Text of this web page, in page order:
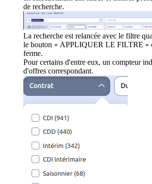
de recherche.
La recherche est relancée avec le filtre
le bouton « APPLIQUER LE FILTRE »
ferme.
Pour certains d'entre eux, un compteur
d'offres correspondant.